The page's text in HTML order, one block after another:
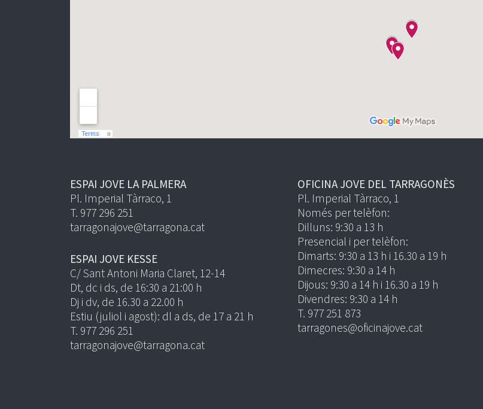
ESPAI JOVE LA PALMERA
Pl. Imperial Tàrraco, 1
T. 977 296 251
tarragonajove@tarragona.cat
ESPAI JOVE KESSE
C/ Sant Antoni Maria Claret, 12-14
Dt, dc i ds, de 16:30 a 21:00 h
Dj i dv, de 16.30 a 22.00 h
Estiu (juliol i agost): dl a ds, de 17 a 21 h
T. 977 296 251
tarragonajove@tarragona.cat
OFICINA JOVE DEL TARRAGONÈS
Pl. Imperial Tàrraco, 1
Només per telèfon:
Dilluns: 9:30 a 13 h
Presencial i per telèfon:
Dimarts: 9:30 a 13 h i 16.30 a 19 h
Dimecres: 9:30 a 14 h
Dijous: 9:30 a 14 h i 16.30 a 19 h
Divendres: 9:30 a 14 h
T. 977 251 873
tarragones@oficinajove.cat